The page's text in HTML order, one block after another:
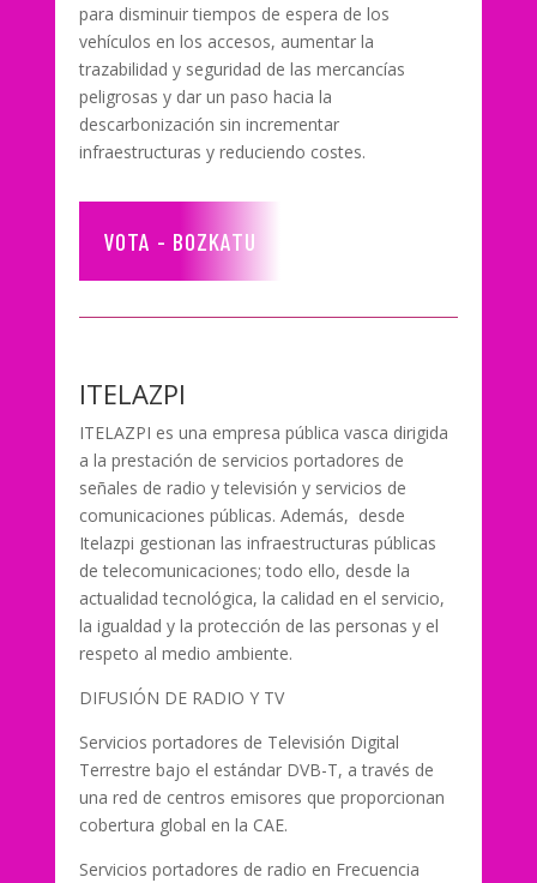
para disminuir tiempos de espera de los
vehículos en los accesos, aumentar la
trazabilidad y seguridad de las mercancías
peligrosas y dar un paso hacia la
descarbonización sin incrementar
infraestructuras y reduciendo costes.
VOTA - BOZKATU
ITELAZPI
ITELAZPI es una empresa pública vasca dirigida
a la prestación de servicios portadores de
señales de radio y televisión y servicios de
comunicaciones públicas. Además, desde
Itelazpi gestionan las infraestructuras públicas
de telecomunicaciones; todo ello, desde la
actualidad tecnológica, la calidad en el servicio,
la igualdad y la protección de las personas y el
respeto al medio ambiente.
DIFUSIÓN DE RADIO Y TV
Servicios portadores de Televisión Digital
Terrestre bajo el estándar DVB-T, a través de
una red de centros emisores que proporcionan
cobertura global en la CAE.
Servicios portadores de radio en Frecuencia